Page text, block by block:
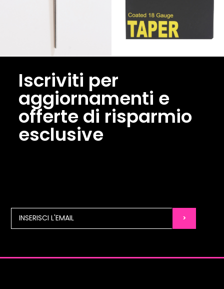
Iscriviti per
aggiornamenti e
offerte di risparmio
esclusive